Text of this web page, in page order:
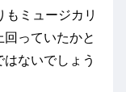
ミュージカリ
っていたかと
ないでしょう